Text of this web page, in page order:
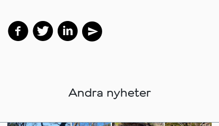
Andra nyheter